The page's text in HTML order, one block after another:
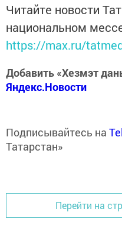
Читайте новости
национальном
https://max.ru/
Добавить «Хезмэт
Яндекс.Новости
Подписывайтесь на
Татарстан»
Перейти на